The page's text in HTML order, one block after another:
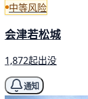
中等风险
会津若松城
1,872起出没
通知